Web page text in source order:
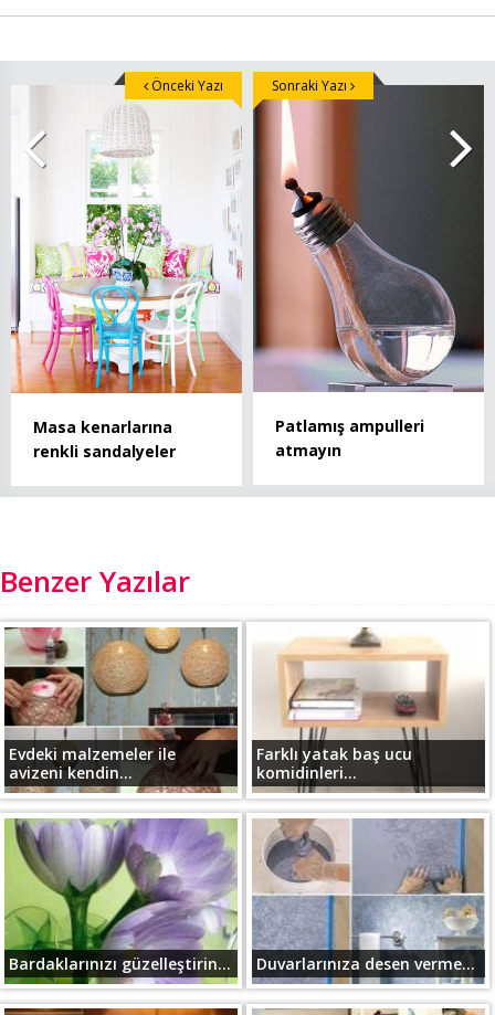
Masa kenarlarına
renkli sandalyeler
Önceki Yazı
Patlamış ampulleri
atmayın
Sonraki Yazı
Benzer Yazılar
Evdeki malzemeler ile
avizeni kendin...
Farklı yatak baş ucu
komidinleri...
Bardaklarınızı güzelleştirin... Duvarlarınıza desen verme...